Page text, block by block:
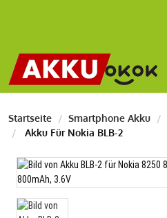
Startseite Smartphone Akku
Akku Für Nokia BLB-2